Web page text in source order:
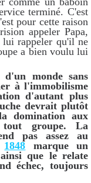
terminé. C'est
pour cette raison
appeler Papa,
rappeler qu'il ne
a bien voulu lui
monde sans
à l'immobilisme
d'autant plus
devrait plutôt
domination aux
groupe. La
pas assez au
1848 marque un
que le relate
échec, toujours